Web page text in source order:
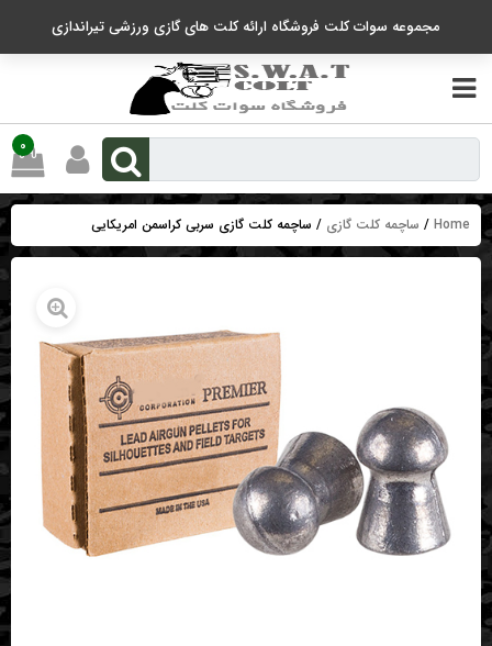
محتوا
مجموعه سوات کلت فروشگاه ارائه کلت های گازی ورزشی تیراندازی
0
Home
/ ساچمه کلت گازی / ساچمه کلت گازی سربی کراسمن امریکایی